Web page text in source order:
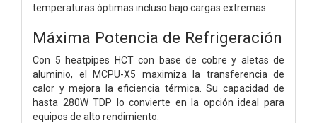
temperaturas óptimas incluso bajo cargas extremas.
Máxima Potencia de Refrigeración
Con 5 heatpipes HCT con base de cobre y aletas de
aluminio, el MCPU-X5 maximiza la transferencia de
calor y mejora la eficiencia térmica. Su capacidad de
hasta 280W TDP lo convierte en la opción ideal para
equipos de alto rendimiento.